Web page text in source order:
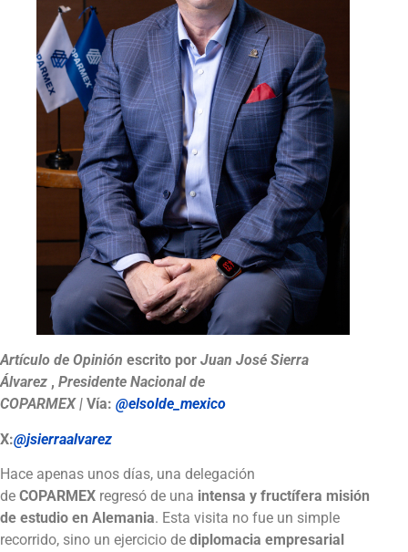
Artículo de Opinión escrito por Juan José Sierra
Álvarez , Presidente Nacional de
COPARMEX | Vía: @elsolde_mexico
X:@jsierraalvarez
Hace apenas unos días, una delegación
de COPARMEX regresó de una intensa y fructífera misión
de estudio en Alemania. Esta visita no fue un simple
recorrido, sino un ejercicio de diplomacia empresarial